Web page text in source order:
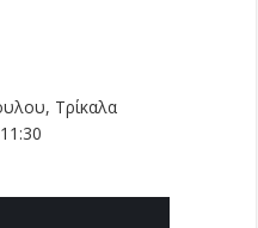
Τρίκαλα